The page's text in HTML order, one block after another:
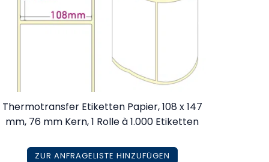
Thermotransfer Etiketten Papier, 108 x 147
mm, 76 mm Kern, 1 Rolle à 1.000 Etiketten
ZUR ANFRAGELISTE HINZUFÜGEN